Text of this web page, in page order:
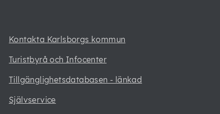
Kontakta Karlsborgs kommun
Turistbyrå och Infocenter
Tillgänglighetsdatabasen - länkad
Självservice